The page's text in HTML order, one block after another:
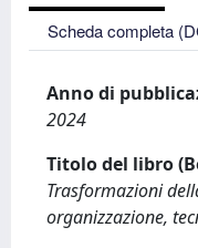
Scheda completa
Anno di
2024
Titolo del libro
Trasformazioni
organizzazione,